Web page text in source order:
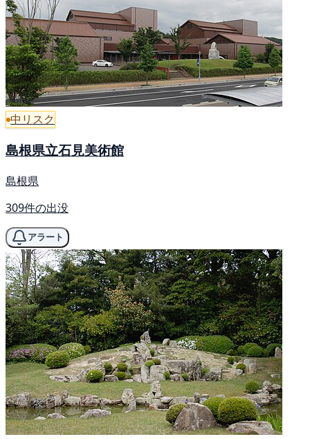
中リスク
島根県立石見美術館
島根県
309件の出没
アラート